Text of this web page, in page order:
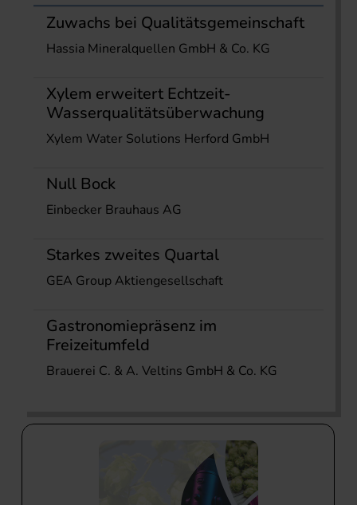
Zuwachs bei Qualitätsgemeinschaft
Hassia Mineralquellen GmbH & Co. KG
Xylem erweitert Echtzeit-
Wasserqualitätsüberwachung
Xylem Water Solutions Herford GmbH
Null Bock
Einbecker Brauhaus AG
Starkes zweites Quartal
GEA Group Aktiengesellschaft
Gastronomiepräsenz im
Freizeitumfeld
Brauerei C. & A. Veltins GmbH & Co. KG